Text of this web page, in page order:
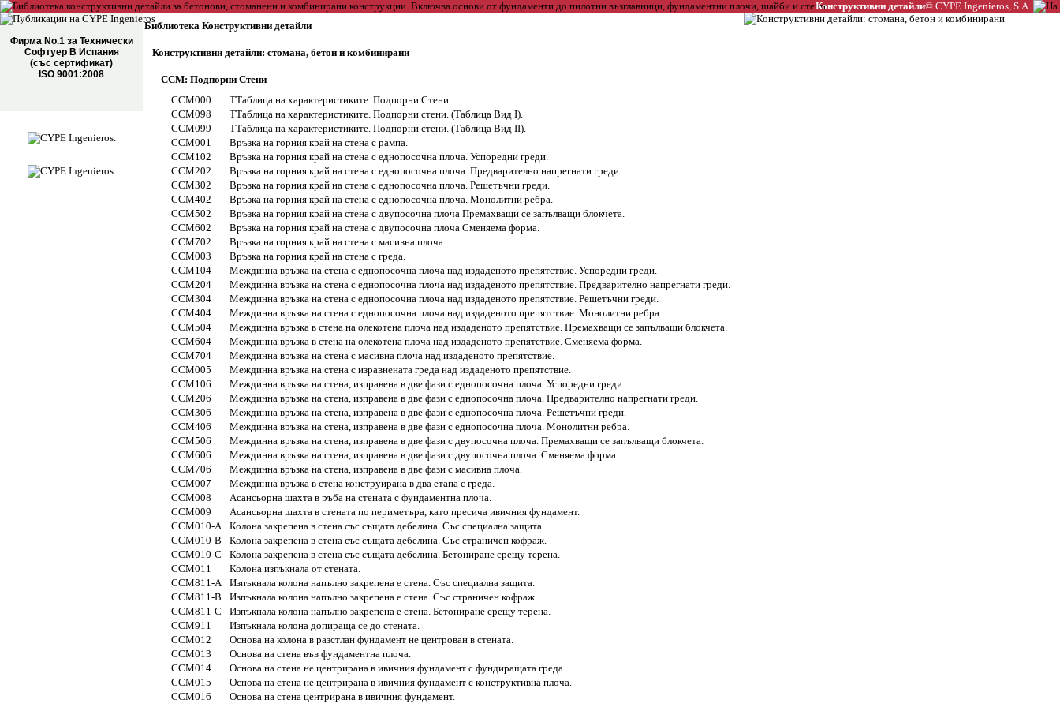
Конструктивни детайли© CYPE Ingenieros, S.A.
Фирма No.1 за Технически
Софтуер В Испания
(със сертификат)
ISO 9001:2008
Библиотека Конструктивни детайли
Конструктивни детайли: стомана, бетон и комбинирани
CCM: Подпорни Стени
CCM000
TТаблица на характеристиките. Подпорни Стени.
CCM098
TТаблица на характеристиките. Подпорни стени. (Таблица Вид I).
CCM099
TТаблица на характеристиките. Подпорни стени. (Таблица Вид II).
CCM001
Връзка на горния край на стена с рампа.
CCM102
Връзка на горния край на стена с еднопосочна плоча. Успоредни греди.
CCM202
Връзка на горния край на стена с еднопосочна плоча. Предварително напрегнати греди.
CCM302
Връзка на горния край на стена с еднопосочна плоча. Решетъчни греди.
CCM402
Връзка на горния край на стена с еднопосочна плоча. Монолитни ребра.
CCM502
Връзка на горния край на стена с двупосочна плоча Премахващи се запълващи блокчета.
CCM602
Връзка на горния край на стена с двупосочна плоча Сменяема форма.
CCM702
Връзка на горния край на стена с масивна плоча.
CCM003
Връзка на горния край на стена с греда.
CCM104
Междинна връзка на стена с еднопосочна плоча над издаденото препятствие. Успоредни греди.
CCM204
Междинна връзка на стена с еднопосочна плоча над издаденото препятствие. Предварително напрегнати греди.
CCM304
Междинна връзка на стена с еднопосочна плоча над издаденото препятствие. Решетъчни греди.
CCM404
Междинна връзка на стена с еднопосочна плоча над издаденото препятствие. Монолитни ребра.
CCM504
Междинна връзка в стена на олекотена плоча над издаденото препятствие. Премахващи се запълващи блокчета.
CCM604
Междинна връзка в стена на олекотена плоча над издаденото препятствие. Сменяема форма.
CCM704
Междинна връзка на стена с масивна плоча над издаденото препятствие.
CCM005
Междинна връзка на стена с изравнената греда над издаденото препятствие.
CCM106
Междинна връзка на стена, изправена в две фази с еднопосочна плоча. Успоредни греди.
CCM206
Междинна връзка на стена, изправена в две фази с еднопосочна плоча. Предварително напрегнати греди.
CCM306
Междинна връзка на стена, изправена в две фази с еднопосочна плоча. Решетъчни греди.
CCM406
Междинна връзка на стена, изправена в две фази с еднопосочна плоча. Монолитни ребра.
CCM506
Междинна връзка на стена, изправена в две фази с двупосочна плоча. Премахващи се запълващи блокчета.
CCM606
Междинна връзка на стена, изправена в две фази с двупосочна плоча. Сменяема форма.
CCM706
Междинна връзка на стена, изправена в две фази с масивна плоча.
CCM007
Междинна връзка в стена конструирана в два етапа с греда.
CCM008
Асансьорна шахта в ръба на стената с фундаментна плоча.
CCM009
Асансьорна шахта в стената по периметъра, като пресича ивичния фундамент.
CCM010-A
Колона закрепена в стена със същата дебелина. Със специална защита.
CCM010-B
Колона закрепена в стена със същата дебелина. Със страничен кофраж.
CCM010-C
Колона закрепена в стена със същата дебелина. Бетониране срещу терена.
CCM011
Колона изпъкнала от стената.
CCM811-A
Изпъкнала колона напълно закрепена е стена. Със специална защита.
CCM811-B
Изпъкнала колона напълно закрепена е стена. Със страничен кофраж.
CCM811-C
Изпъкнала колона напълно закрепена е стена. Бетониране срещу терена.
CCM911
Изпъкнала колона допираща се до стената.
CCM012
Основа на колона в разстлан фундамент не центрован в стената.
CCM013
Основа на стена във фундаментна плоча.
CCM014
Основа на стена не центрирана в ивичния фундамент с фундиращата греда.
CCM015
Основа на стена не центрирана в ивичния фундамент с конструктивна плоча.
CCM016
Основа на стена центрирана в ивичния фундамент.